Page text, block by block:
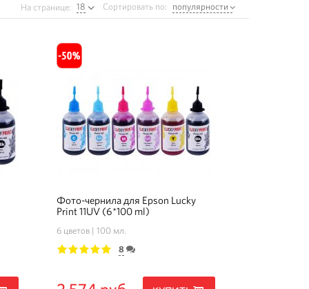
Сортировать по: популярности
На странице: 18
Фото-чернила для Epson Lucky
Print 11UV (6*100 ml)
6 цветов 100 мл.
8